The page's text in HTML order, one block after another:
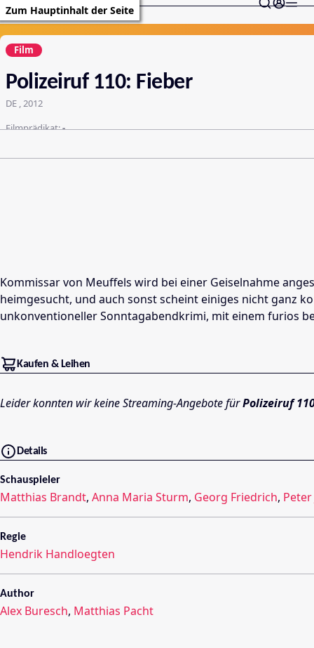
Zum Hauptinhalt der Seite
Film
Polizeiruf 110: Fieber
DE , 2012
Filmprädikat:-
Kommissar von Meuffels wird bei einer Geiselnahme
heimgesucht, und auch sonst scheint einiges nicht ganz
unkonventioneller Sonntagabendkrimi, mit einem furios
Kaufen & Leihen
Leider konnten wir keine Streaming-Angebote fürPolizeiruf
Details
Schauspieler
Matthias Brandt, Anna Maria Sturm, Georg Friedrich,
Regie
Hendrik Handloegten
Author
Alex Buresch, Matthias Pacht